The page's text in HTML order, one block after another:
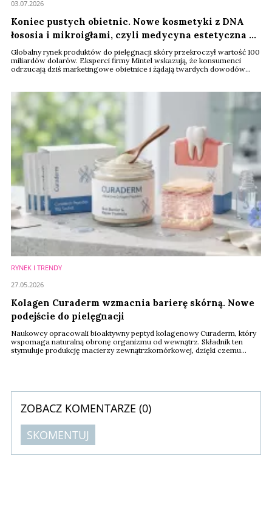
Koniec pustych obietnic. Nowe kosmetyki z DNA
łososia i mikroigłami, czyli medycyna estetyczna w
domu
Globalny rynek produktów do pielęgnacji skóry przekroczył wartość 100
miliardów dolarów. Eksperci firmy Mintel wskazują, że konsumenci
odrzucają dziś marketingowe obietnice i żądają twardych dowodów
03.07.2026
RYNEK I TRENDY
Kolagen Curaderm wzmacnia barierę skórną. Nowe
podejście do pielęgnacji
Naukowcy opracowali bioaktywny peptyd kolagenowy Curaderm, który
wspomaga naturalną obronę organizmu od wewnątrz. Składnik ten
stymuluje produkcję macierzy zewnątrzkomórkowej, dzięki czemu
27.05.2026
ZOBACZ KOMENTARZE (0)
SKOMENTUJ